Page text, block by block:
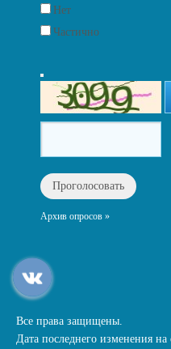
Нет
Частично
Архив опросов »
Все права защищены.
Дата последнего изменения на